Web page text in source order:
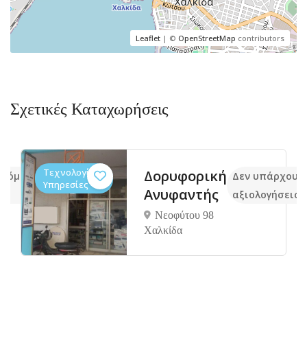
Leaflet | © OpenStreetMap contributors
Σχετικές Καταχωρήσεις
Τεχνολογία,
Υπηρεσίες
Δορυφορική
Ανυφαντής
Νεοφύτου 98
Χαλκίδα
Δεν υπάρχουν
αξιολογήσεις